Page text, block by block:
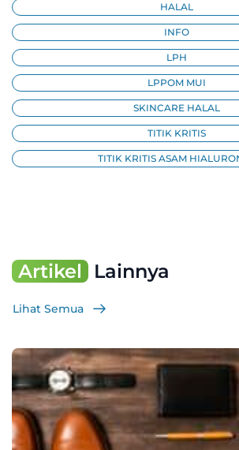
HALAL
INFO
LPH
LPPOM MUI
SKINCARE HALAL
TITIK KRITIS
TITIK KRITIS ASAM
Artikel Lainnya
Lihat Semua